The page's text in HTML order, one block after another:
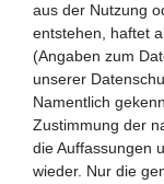
aus der Nutzung
entstehen, haftet
(Angaben zum
unserer
Namentlich
Zustimmung der
die Auffassungen
wieder. Nur die